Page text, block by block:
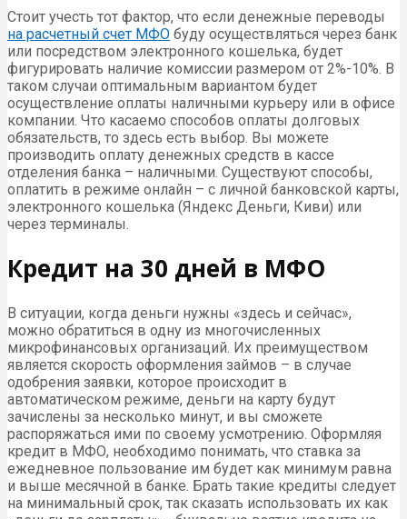
Стоит учесть тот фактор, что если денежные переводы
на расчетный счет МФО буду осуществляться через банк
или посредством электронного кошелька, будет
фигурировать наличие комиссии размером от 2%-10%. В
таком случаи оптимальным вариантом будет
осуществление оплаты наличными курьеру или в офисе
компании. Что касаемо способов оплаты долговых
обязательств, то здесь есть выбор. Вы можете
производить оплату денежных средств в кассе
отделения банка – наличными. Существуют способы,
оплатить в режиме онлайн – с личной банковской карты,
электронного кошелька (Яндекс Деньги, Киви) или
через терминалы.
Кредит на 30 дней в МФО
В ситуации, когда деньги нужны «здесь и сейчас»,
можно обратиться в одну из многочисленных
микрофинансовых организаций. Их преимуществом
является скорость оформления займов – в случае
одобрения заявки, которое происходит в
автоматическом режиме, деньги на карту будут
зачислены за несколько минут, и вы сможете
распоряжаться ими по своему усмотрению. Оформляя
кредит в МФО, необходимо понимать, что ставка за
ежедневное пользование им будет как минимум равна
и выше месячной в банке. Брать такие кредиты следует
на минимальный срок, так сказать использовать их как